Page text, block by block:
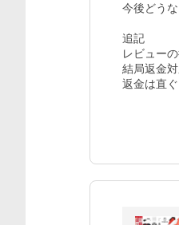
今後どう
追記
レビュー
結局返金対
返金は直